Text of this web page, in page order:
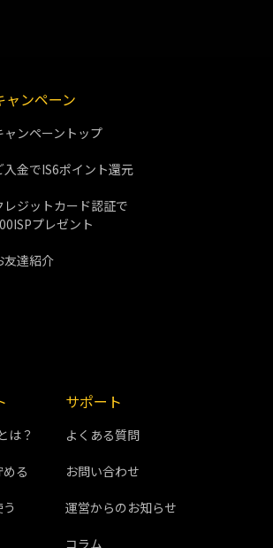
ャンペーン
ャンペーントップ
入金でIS6ポイント還元
レジットカード認証で
プレゼント
友達紹介
は？
る
サポート
よくある質問
お問い合わせ
運営からのお知らせ
コラム